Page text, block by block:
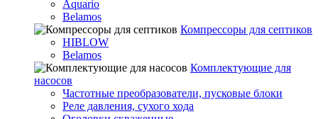
Aquario
Belamos
Компрессоры для септиков
HIBLOW
Belamos
Комплектующие для
насосов
Частотные преобразователи, пусковые блоки
Реле давления, сухого хода